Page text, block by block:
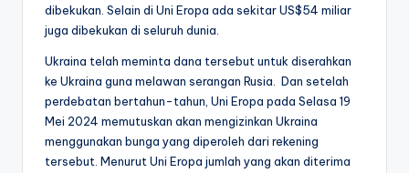
dibekukan. Selain di Uni Eropa ada sekitar US$54 miliar
juga dibekukan di seluruh dunia.
Ukraina telah meminta dana tersebut untuk diserahkan
ke Ukraina guna melawan serangan Rusia. Dan setelah
perdebatan bertahun-tahun, Uni Eropa pada Selasa 19
Mei 2024 memutuskan akan mengizinkan Ukraina
menggunakan bunga yang diperoleh dari rekening
tersebut. Menurut Uni Eropa jumlah yang akan diterima